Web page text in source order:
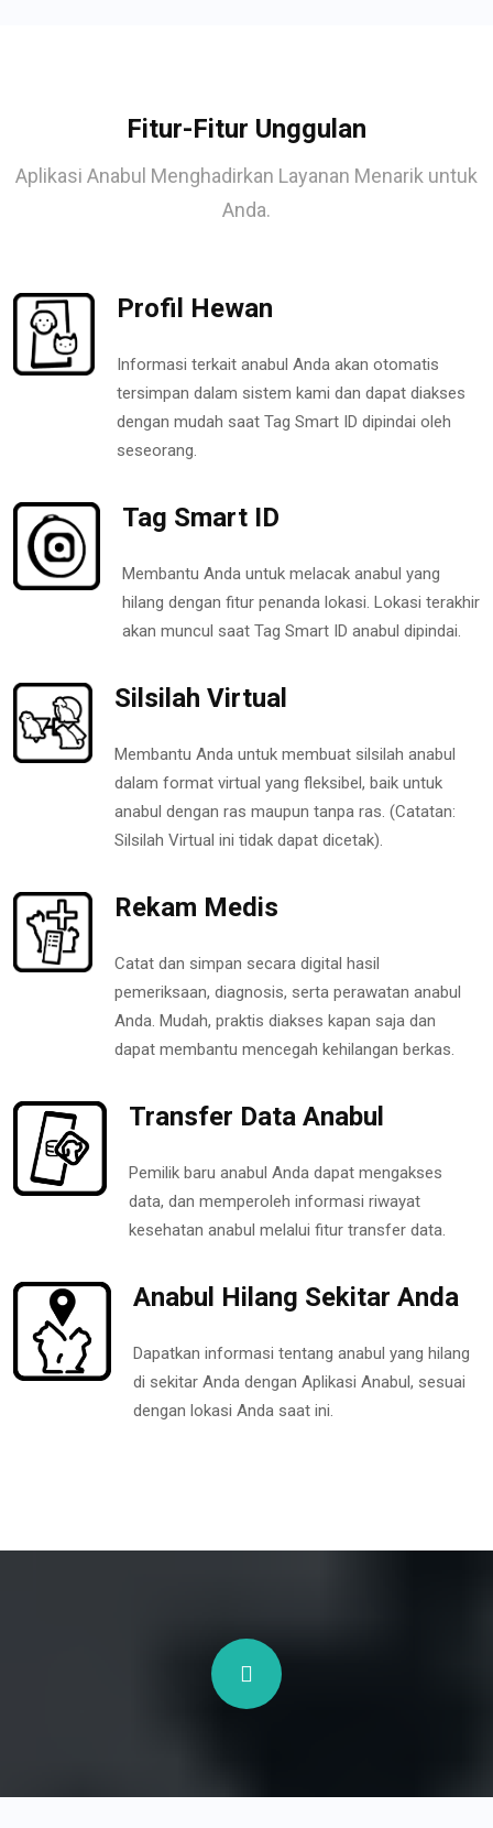
Fitur-Fitur Unggulan
Aplikasi Anabul Menghadirkan Layanan Menarik untuk
Anda.
Profil Hewan
Informasi terkait anabul Anda akan otomatis
tersimpan dalam sistem kami dan dapat diakses
dengan mudah saat Tag Smart ID dipindai oleh
seseorang.
Tag Smart ID
Membantu Anda untuk melacak anabul yang
hilang dengan fitur penanda lokasi. Lokasi terakhir
akan muncul saat Tag Smart ID anabul dipindai.
Silsilah Virtual
Membantu Anda untuk membuat silsilah anabul
dalam format virtual yang fleksibel, baik untuk
anabul dengan ras maupun tanpa ras. (Catatan:
Silsilah Virtual ini tidak dapat dicetak).
Rekam Medis
Catat dan simpan secara digital hasil
pemeriksaan, diagnosis, serta perawatan anabul
Anda. Mudah, praktis diakses kapan saja dan
dapat membantu mencegah kehilangan berkas.
Transfer Data Anabul
Pemilik baru anabul Anda dapat mengakses
data, dan memperoleh informasi riwayat
kesehatan anabul melalui fitur transfer data.
Anabul Hilang Sekitar Anda
Dapatkan informasi tentang anabul yang hilang
di sekitar Anda dengan Aplikasi Anabul, sesuai
dengan lokasi Anda saat ini.